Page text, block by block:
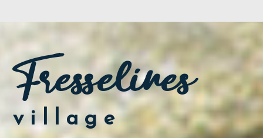
Fresselines
village